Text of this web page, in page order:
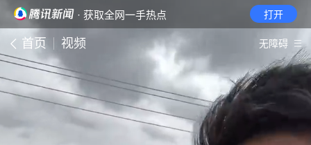
· 获取全网一手热点 打开
首页 视频 无障碍